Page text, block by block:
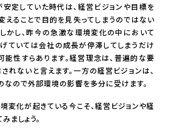
定していた時代は、経営ビジョンや目標を
えることで目的を見失ってしまうのではない
かし、昨今の急激な環境変化の中において
ていては会社の成長が停滞してしまうだけ
能性すらあります。経営理念は、普遍的な要
れないと言えます。一方の経営ビジョンは、
ので外部環境の影響を多分に受けます。
変化が起きている今こそ、経営ビジョンや経
ましょう。